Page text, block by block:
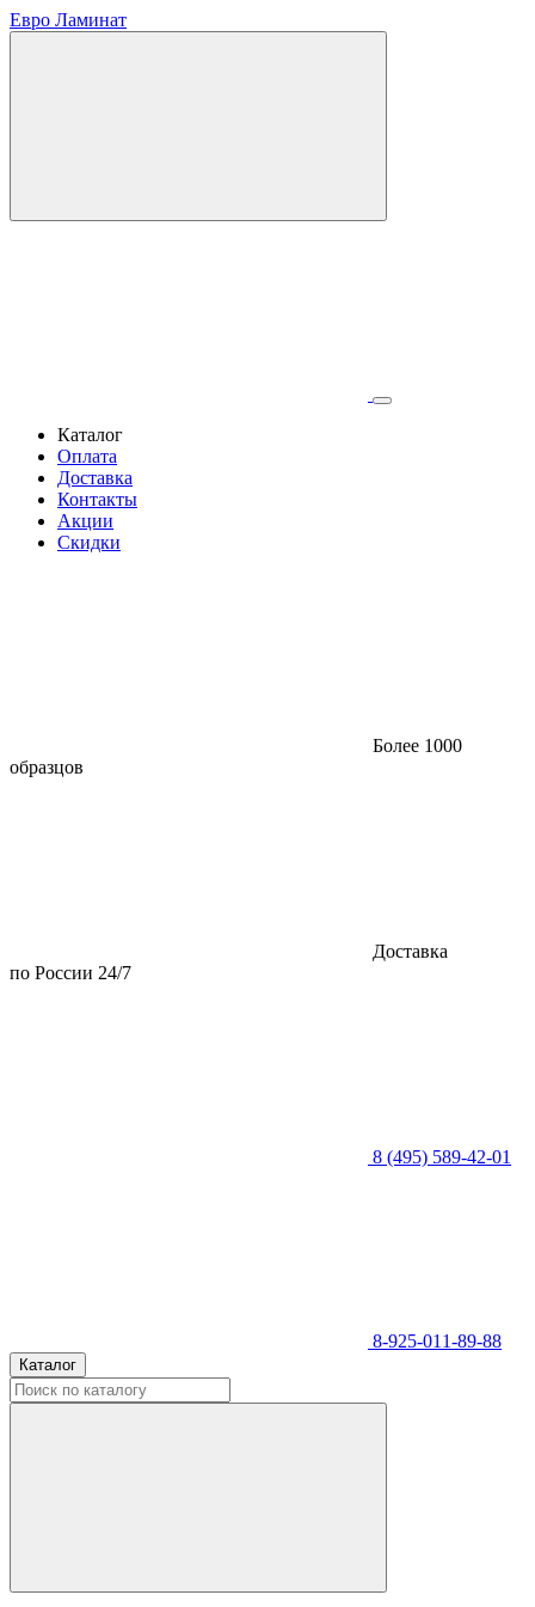
Евро Ламинат
Каталог
Оплата
Доставка
Контакты
Акции
Скидки
Более 1000
образцов
Доставка
по России 24/7
8 (495) 589-42-01
8-925-011-89-88
Каталог